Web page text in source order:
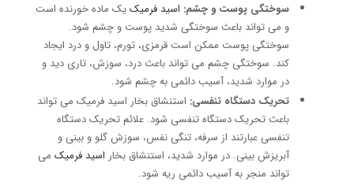
سوختگی پوست و چشم: اسید فرمیکیک ماده خورنده است
و می تواند باعث سوختگی شدید پوست و چشم شود.
سوختگی پوست ممکن است قرمزی، تورم، تاول و درد ایجاد
کند. سوختگی چشم می تواند باعث درد، سوزش، تاری دید و
در موارد شدید، آسیب دائمی به چشم شود.
تحریک دستگاه تنفسی: استنشاق بخار اسید فرمیک می تواند
باعث تحریک دستگاه تنفسی شود. علائم تحریک دستگاه
تنفسی عبارتند از سرفه، تنگی نفس، سوزش گلو و بینی و
آبریزش بینی. در موارد شدید، استنشاق بخار اسید فرمیک می
تواند منجر به آسیب دائمی ریه شود.